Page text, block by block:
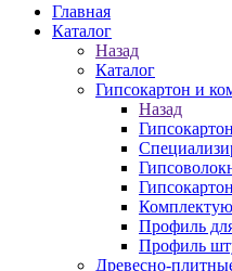
Главная
Каталог
Назад
Каталог
Гипсокартон и
Назад
Гипсокартон
Профиль
Профиль
Древесно-